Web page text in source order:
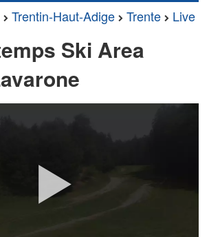
Trentin-Haut-Adige Trente Live
Ski Area